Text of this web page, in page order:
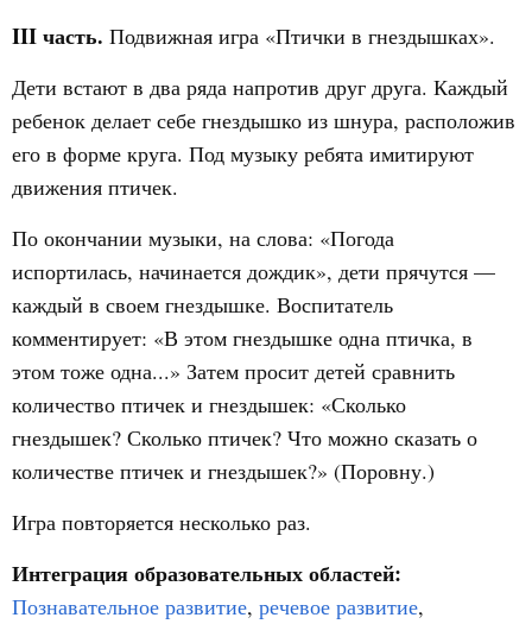
III часть. Подвижная игра «Птички в гнездышках».
Дети встают в два ряда напротив друг друга. Каждый
ребенок делает себе гнездышко из шнура, расположив
его в форме круга. Под музыку ребята имитируют
движения птичек.
По окончании музыки, на слова: «Погода
испортилась, начинается дождик», дети прячутся —
каждый в своем гнездышке. Воспитатель
комментирует: «В этом гнездышке одна птичка, в
этом тоже одна...» Затем просит детей сравнить
количество птичек и гнездышек: «Сколько
гнездышек? Сколько птичек? Что можно сказать о
количестве птичек и гнездышек?» (Поровну.)
Игра повторяется несколько раз.
Интеграция образовательных областей:
Познавательное развитие, речевое развитие,